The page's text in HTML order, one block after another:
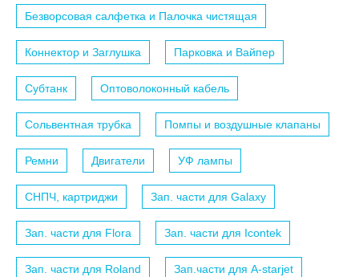
Безворсовая салфетка и Палочка чистящая
Коннектор и Заглушка Парковка и Вайпер
Субтанк Оптоволоконный кабель
Сольвентная трубка Помпы и воздушные клапаны
Ремни Двигатели УФ лампы
СНПЧ, картриджи Зап. части для Galaxy
Зап. части для Flora Зап. части для Icontek
Зап. части для Roland Зап.части для A-starjet